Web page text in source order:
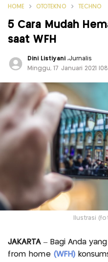
HOME OTOTEKNO TECHNO
5 Cara Mudah
saat WFH
Dini Listiyani ,Jurnalis
Minggu, 17 Januari 2021
Ilustrasi
JAKARTA– Bagi Anda
from home (WFH)